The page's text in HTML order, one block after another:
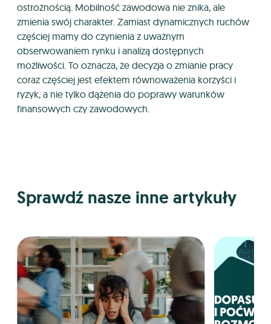
ostrożnością. Mobilność zawodowa nie znika, ale
zmienia swój charakter. Zamiast dynamicznych ruchów
częściej mamy do czynienia z uważnym
obserwowaniem rynku i analizą dostępnych
możliwości. To oznacza, że decyzja o zmianie pracy
coraz częściej jest efektem równoważenia korzyści i
ryzyk, a nie tylko dążenia do poprawy warunków
finansowych czy zawodowych.
Sprawdź nasze inne artykuły